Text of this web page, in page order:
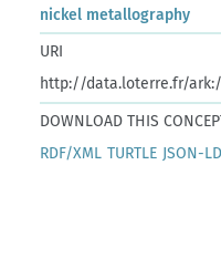
nickel metallography
URI
http://data.loterre.fr/ark:/
DOWNLOAD THIS
RDF/XML TURTLE JSON-LD